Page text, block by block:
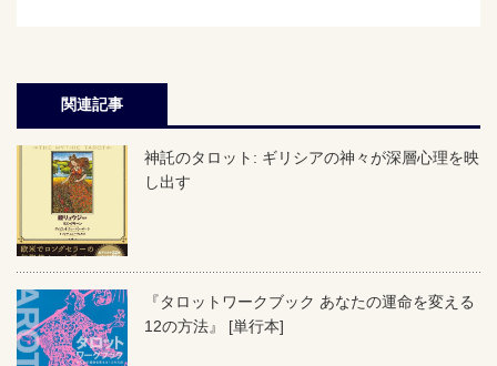
関連記事
神託のタロット: ギリシアの神々が深層心理を映
し出す
『タロットワークブック あなたの運命を変える
12の方法』 [単行本]